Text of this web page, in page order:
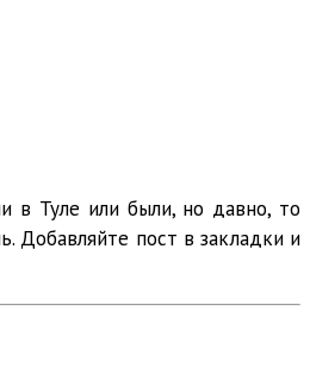
в Туле или были, но давно, то
Добавляйте пост в закладки и